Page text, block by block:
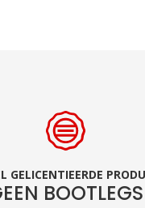
GELICENTIEERDE
BOOTLEGS